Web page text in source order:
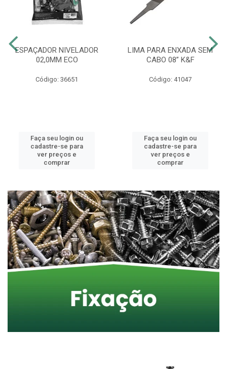
ESPAÇADOR NIVELADOR
02,0MM ECO
Código: 36651
Faça seu login ou
cadastre-se para
ver preços e
comprar
LIMA PARA ENXADA SEM
CABO 08” K&F
Código: 41047
Faça seu login ou
cadastre-se para
ver preços e
comprar